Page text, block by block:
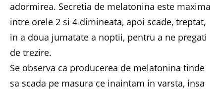
adormirea. Secretia de melatonina este maxima
intre orele 2 si 4 dimineata, apoi scade, treptat,
in a doua jumatate a noptii, pentru a ne pregati
de trezire.
Se observa ca producerea de melatonina tinde
sa scada pe masura ce inaintam in varsta, insa